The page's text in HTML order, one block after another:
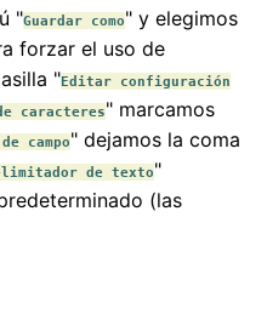
"Guardar como" y elegimos
forzar el uso de
"Editar configuración
caracteres" marcamos
campo" dejamos la coma
de texto"
(las